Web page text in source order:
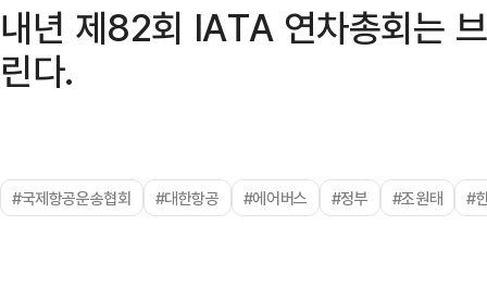
내년 제82회 IATA 연차총회는
린다.
#국제항공운송협회 #대한항공 #에어버스 #정부 #조원태 #